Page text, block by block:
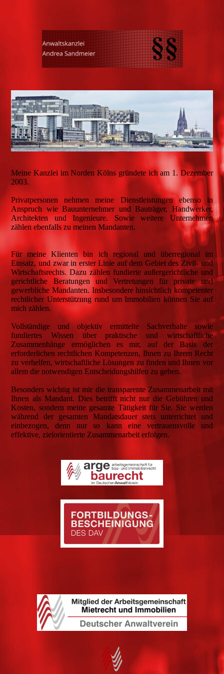
Meine Kanzlei im Norden Kölns gründete ich am 1. Dezember
2003.
Privatpersonen nehmen meine Dienstleistungen ebenso in
Anspruch wie Bauunternehmer und Bauträger, Handwerker,
Architekten und Ingenieure. Sowie weitere Unternehmen
zählen ebenfalls zu meinen Mandanten.
Für meine Klienten bin ich regional und überregional im
Einsatz, und zwar in erster Linie auf dem Gebiet des Zivil- und
Wirtschaftsrechts. Dazu zählen fundierte außergerichtliche und
gerichtliche Beratungen und Vertretungen für private und
gewerbliche Mandanten. Insbesondere hinsichtlich kompetenter
rechtlicher Unterstützung rund um Immobilien können Sie auf
mich zählen.
Vollständige und objektiv ermittelte Sachverhalte sowie
fundiertes Wissen über praktische und wirtschaftliche
Zusammenhänge ermöglichen es mir, auf der Basis der
erforderlichen rechtlichen Kompetenzen, Ihnen zu Ihrem Recht
zu verhelfen, wirtschaftliche Lösungen zu finden und Ihnen vor
allem die notwendigen Entscheidungshilfen zu geben.
Besonders wichtig ist mir die transparente Zusammenarbeit mit
Ihnen als Mandant. Dies betrifft nicht nur die Gebühren und
Kosten, sondern meine gesamte Tätigkeit für Sie. Sie werden
während der gesamten Mandatsdauer stets unterrichtet und
einbezogen, denn nur so kann eine vertrauensvolle und
effektive, zielorientierte Zusammenarbeit erfolgen.